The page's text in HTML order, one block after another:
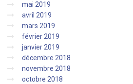
mai 2019
avril 2019
mars 2019
février 2019
janvier 2019
décembre 2018
novembre 2018
octobre 2018